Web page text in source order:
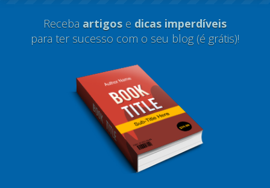
Receba artigos e dicas imperdíveis
para ter sucesso com o seu blog (é grátis)!